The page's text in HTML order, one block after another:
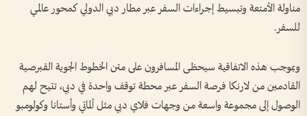
مناولة الأمتعة وتبسيط إجراءات السفر عبر مطار دبي الدولي كمحور عالمي
للسفر.
وبموجب هذه الاتفاقية سيحظى المسافرون على متن الخطوط الجوية القبرصية
القادمين من لارنكا فرصة السفر عبر محطة توقف واحدة في دبي، تتيح لهم
الوصول إلى مجموعة واسعة من وجهات فلاي دبي مثل ألماتي وأستانا وكولومبو